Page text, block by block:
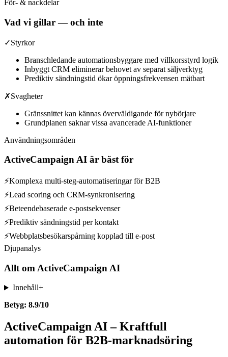
För- & nackdelar
Vad vi gillar — och inte
✓Styrkor
Branschledande automationsbyggare med villkorsstyrd logik
Inbyggt CRM eliminerar behovet av separat säljverktyg
Prediktiv sändningstid ökar öppningsfrekvensen mätbart
✗Svagheter
Gränssnittet kan kännas överväldigande för nybörjare
Grundplanen saknar vissa avancerade AI-funktioner
Användningsområden
ActiveCampaign AI är bäst för
⚡Komplexa multi-steg-automatiseringar för B2B
⚡Lead scoring och CRM-synkronisering
⚡Beteendebaserade e-postsekvenser
⚡Prediktiv sändningstid per kontakt
⚡Webbplatsbesökarspårning kopplad till e-post
Djupanalys
Allt om ActiveCampaign AI
Innehåll+
Betyg: 8.9/10
ActiveCampaign AI – Kraftfull
automation för B2B-marknadsöring